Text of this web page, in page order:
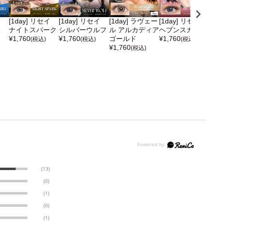
[1day] リセイ
ナイトスパーク
¥1,760(税込)
[1day] リセイ
シルバーウルフ
¥1,760(税込)
[1day] ラヴェー
ル アルカディア
ゴールド
¥1,760(税込)
[1day] リセイ
ヘブンスカイ
¥1,760(税込)
(13)
(0)
(1)
(0)
(1)